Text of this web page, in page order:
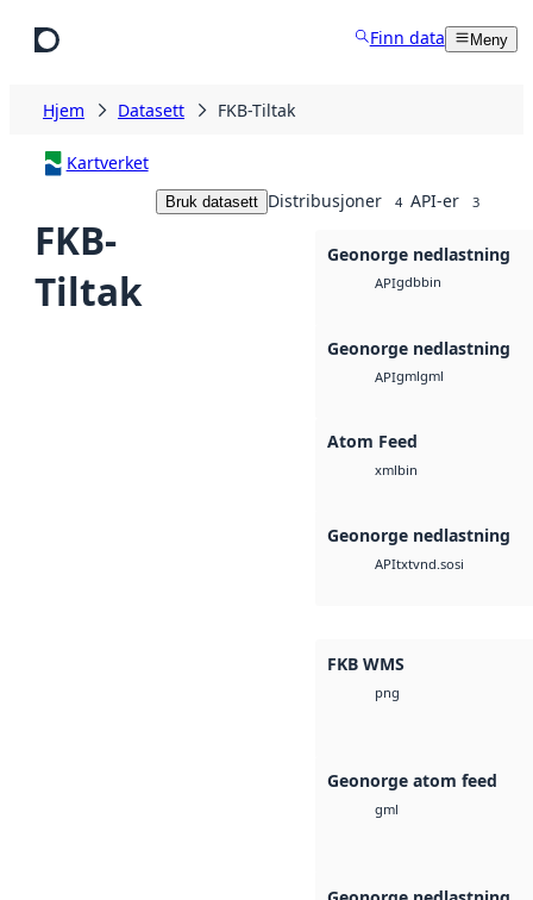
Finn data Meny
Hjem Datasett FKB-Tiltak
Kartverket
FKB-
Tiltak
Bruk datasett Distribusjoner 4 API-er 3
Geonorge nedlastning
APIgdbbin
Geonorge nedlastning
APIgmlgml
Atom Feed
xmlbin
Geonorge nedlastning
APItxtvnd.sosi
FKB WMS
png
Geonorge atom feed
gml